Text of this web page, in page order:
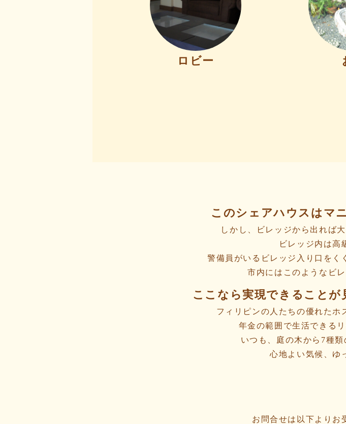
ロビー
このシェアハウスはマ
しかし、ビレッジから出れば
ビレッジ内は高
警備員がいるビレッジ入り口をく
市内にはこのようなビ
ここなら実現できることが
フィリピンの人たちの優れたホ
年金の範囲で生活できる
いつも、庭の木から7種類
心地よい気候、ゆ
お問合せは以下よりお